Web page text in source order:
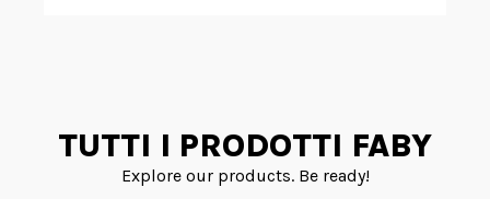
TUTTI I PRODOTTI FABY
Explore our products. Be ready!